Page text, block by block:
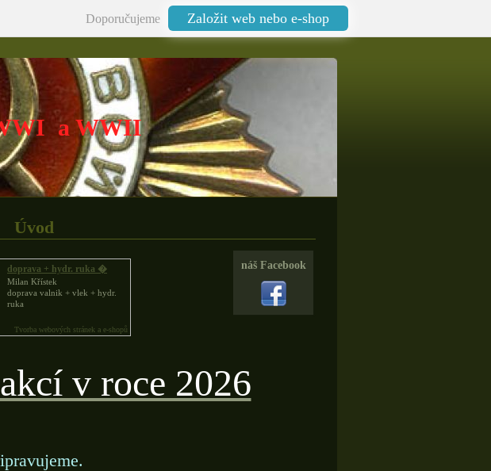
Doporučujeme Založit web nebo e-shop
a WWII
Úvod
náš Facebook
doprava + hydr. ruka �
Milan Křístek
doprava valnik + vlek + hydr.
ruka
Tvorba webových stránek a e-shopů
v roce 2026